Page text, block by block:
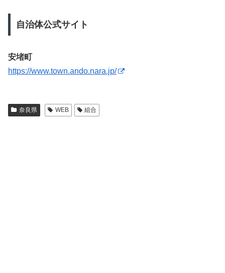
自治体公式サイト
安堵町
https://www.town.ando.nara.jp/
奈良県 WEB 組合